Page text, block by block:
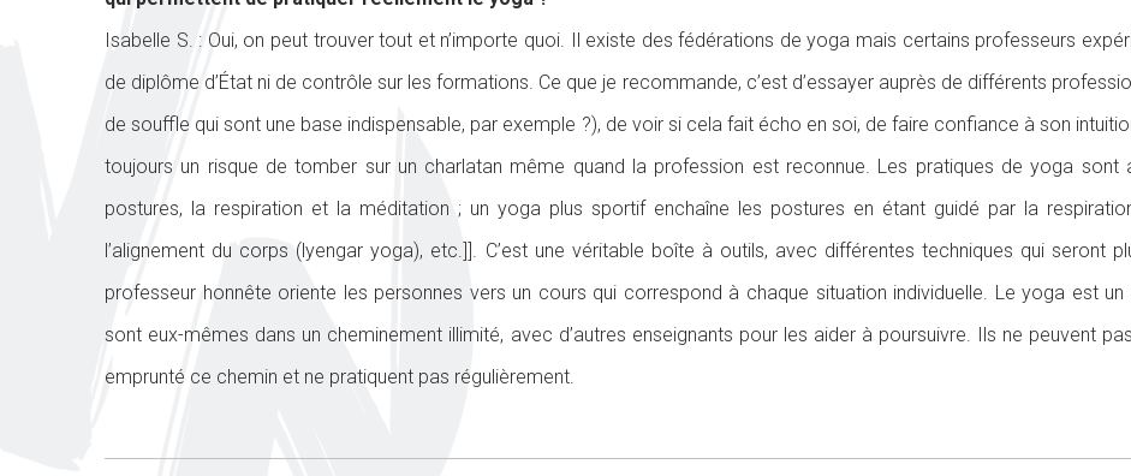
Isabelle S. : Oui, on peut trouver tout et n’importe quoi. Il existe des fédérations de yoga mais certains professeurs
de diplôme d’État ni de contrôle sur les formations. Ce que je recommande, c’est d’essayer auprès de différents
de souffle qui sont une base indispensable, par exemple ?), de voir si cela fait écho en soi, de faire confiance à son
toujours un risque de tomber sur un charlatan même quand la profession est reconnue. Les pratiques de yoga sont
postures, la respiration et la méditation ; un yoga plus sportif enchaîne les postures en étant guidé par la
l’alignement du corps (lyengar yoga), etc.]]. C’est une véritable boîte à outils, avec différentes techniques qui seront
professeur honnête oriente les personnes vers un cours qui correspond à chaque situation individuelle. Le yoga est
sont eux-mêmes dans un cheminement illimité, avec d’autres enseignants pour les aider à poursuivre. Ils ne peuvent
emprunté ce chemin et ne pratiquent pas régulièrement.